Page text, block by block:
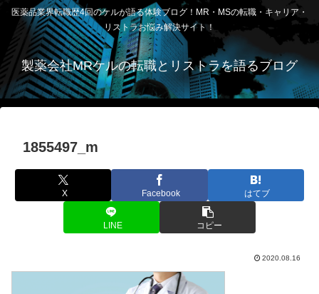
医薬品業界転職歴4回のケルが語る体験ブログ！MR・MSの転職・キャリア・
リストラお悩み解決サイト！
製薬会社MRケルの転職とリストラを語るブログ
1855497_m
X Facebook はてブ
LINE コピー
2020.08.16